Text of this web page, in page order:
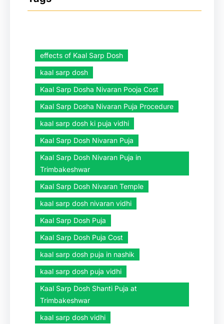
effects of Kaal Sarp Dosh
kaal sarp dosh
Kaal Sarp Dosha Nivaran Pooja Cost
Kaal Sarp Dosha Nivaran Puja Procedure
kaal sarp dosh ki puja vidhi
Kaal Sarp Dosh Nivaran Puja
Kaal Sarp Dosh Nivaran Puja in
Trimbakeshwar
Kaal Sarp Dosh Nivaran Temple
kaal sarp dosh nivaran vidhi
Kaal Sarp Dosh Puja
Kaal Sarp Dosh Puja Cost
kaal sarp dosh puja in nashik
kaal sarp dosh puja vidhi
Kaal Sarp Dosh Shanti Puja at
Trimbakeshwar
kaal sarp dosh vidhi